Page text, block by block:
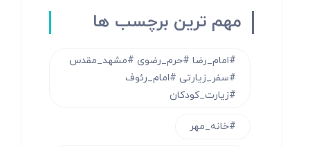
مهم ترین برچسب ها
#امام_رضا #حرم_رضوی #مشهد_مقدس
#سفر_زیارتی #امام_رئوف
#زیارت_کودکان
#خانه_مهر